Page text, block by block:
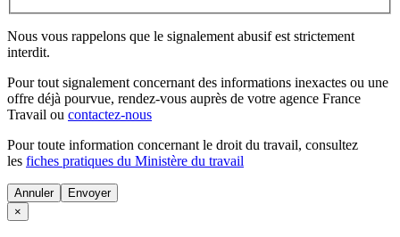
Nous vous rappelons que le signalement abusif est strictement
interdit.
Pour tout signalement concernant des informations inexactes ou une
offre déjà pourvue, rendez-vous auprès de votre agence France
Travail ou contactez-nous
Pour toute information concernant le droit du travail, consultez
les fiches pratiques du Ministère du travail
Annuler
×